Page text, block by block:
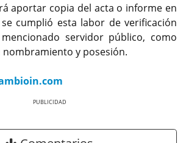
aportar copia del acta o informe en
cumplió esta labor de verificación
servidor público, como
y posesión.